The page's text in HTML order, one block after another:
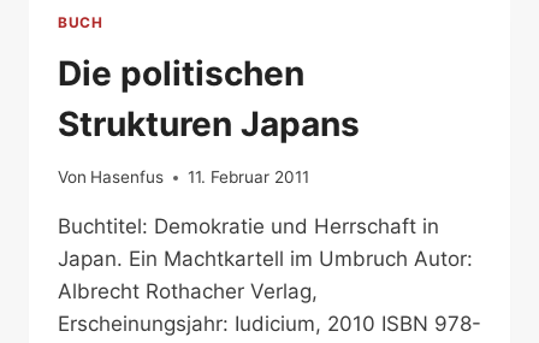
BUCH
Die politischen
Strukturen Japans
Von Hasenfus 11. Februar 2011
Buchtitel: Demokratie und Herrschaft in
Japan. Ein Machtkartell im Umbruch Autor:
Albrecht Rothacher Verlag,
Erscheinungsjahr: Iudicium, 2010 ISBN 978-